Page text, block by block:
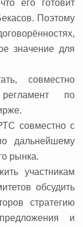
его готовит
Поэтому
значение для
совместно
по
совместно с
дальнейшему
рынка.
участникам
обсудить
стратегию
и